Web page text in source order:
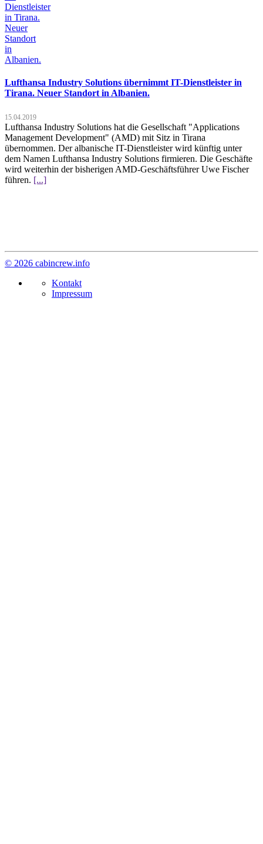
Lufthansa Industry Solutions übernimmt IT-Dienstleister in
Tirana. Neuer Standort in Albanien.
15.04.2019
Lufthansa Industry Solutions hat die Gesellschaft "Applications
Management Development" (AMD) mit Sitz in Tirana
übernommen. Der albanische IT-Dienstleister wird künftig unter
dem Namen Lufthansa Industry Solutions firmieren. Die Geschäfte
wird weiterhin der bisherigen AMD-Geschäftsführer Uwe Fischer
führen. [...]
© 2026 cabincrew.info
Kontakt
Impressum